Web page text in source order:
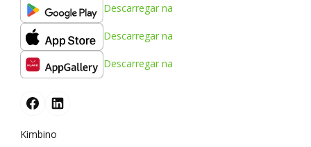
Descarregar na
Descarregar na
Descarregar na
Kimbino